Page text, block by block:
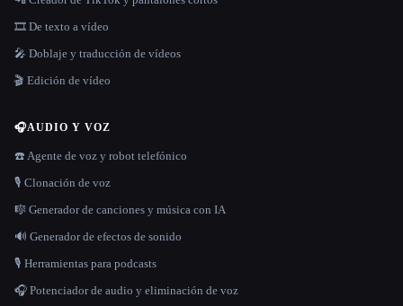
🎞️ De texto a vídeo
🎤 Doblaje y traducción de vídeos
🎬 Edición de vídeo
🎧AUDIO Y VOZ
☎️ Agente de voz y robot telefónico
🎙️ Clonación de voz
🎼 Generador de canciones y música con IA
🔊 Generador de efectos de sonido
🎙️ Herramientas para podcasts
🎧 Potenciador de audio y eliminación de voz